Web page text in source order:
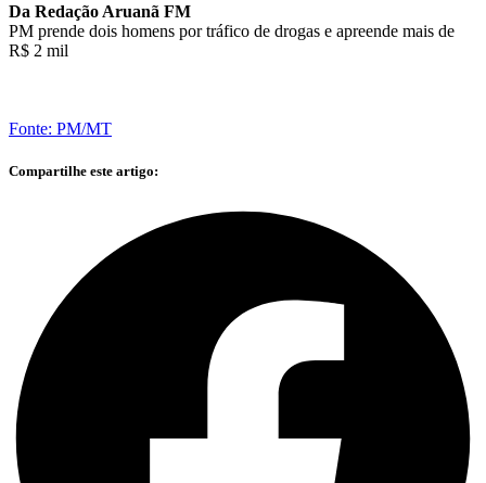
Da Redação Aruanã FM
PM prende dois homens por tráfico de drogas e apreende mais de
R$ 2 mil
Fonte: PM/MT
Compartilhe este artigo: